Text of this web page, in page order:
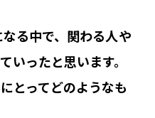
る中で、関わる人や
いったと思います。
とってどのようなも